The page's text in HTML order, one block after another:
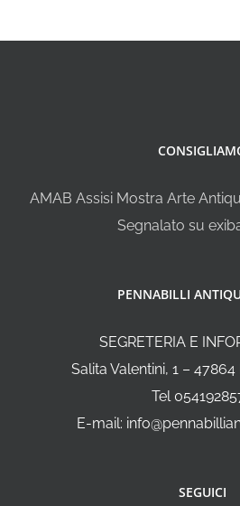
AMAB Assisi Mostra Arte
Segnalato su
PENNABILLI
SEGRETERIA E
Salita Valentini, 1 – 47864
Tel
E-mail:
SEGUICI